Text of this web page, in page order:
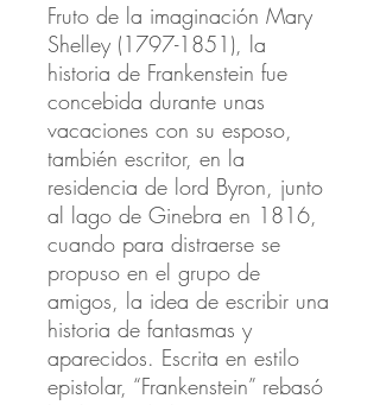
Fruto de la imaginación Mary
Shelley (1797-1851), la
historia de Frankenstein fue
concebida durante unas
vacaciones con su esposo,
también escritor, en la
residencia de lord Byron, junto
al lago de Ginebra en 1816,
cuando para distraerse se
propuso en el grupo de
amigos, la idea de escribir una
historia de fantasmas y
aparecidos. Escrita en estilo
epistolar, “Frankenstein” rebasó